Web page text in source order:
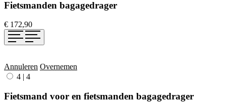
Fietsmanden bagagedrager
€ 172,90
Annuleren Overnemen
4 | 4
Fietsmand voor en fietsmanden bagagedrager